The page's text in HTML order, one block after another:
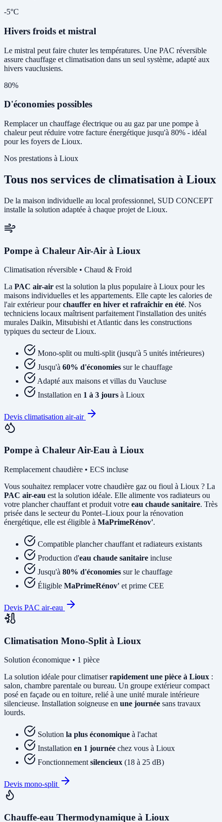
-5°C
Hivers froids et mistral
Le mistral peut faire chuter les températures. Une PAC réversible
assure chauffage et climatisation dans un seul système, adapté aux
hivers vauclusiens.
80%
D'économies possibles
Remplacer un chauffage électrique ou au gaz par une pompe à
chaleur peut réduire votre facture énergétique jusqu'à 80% - idéal
pour les foyers de Lioux.
Nos prestations à Lioux
Tous nos services de climatisation à Lioux
De la maison individuelle au local professionnel, SUD CONCEPT
installe la solution adaptée à chaque projet de Lioux.
Pompe à Chaleur Air-Air à Lioux
Climatisation réversible • Chaud & Froid
La PAC air-air est la solution la plus populaire à Lioux pour les
maisons individuelles et les appartements. Elle capte les calories de
l'air extérieur pourchauffer en hiver et rafraîchir en été. Nos
techniciens locaux maîtrisent parfaitement l'installation des unités
murales Daikin, Mitsubishi et Atlantic dans les constructions
typiques du secteur de Lioux.
Mono-split ou multi-split (jusqu'à 5 unités intérieures)
Jusqu'à 60% d'économies sur le chauffage
Adapté aux maisons et villas du Vaucluse
Installation en 1 à 3 jours à Lioux
Devis climatisation air-air
Pompe à Chaleur Air-Eau à Lioux
Remplacement chaudière • ECS incluse
Vous souhaitez remplacer votre chaudière gaz ou fioul à Lioux ? La
PAC air-eau est la solution idéale. Elle alimente vos radiateurs ou
votre plancher chauffant et produit votre eau chaude sanitaire. Très
prisée dans le secteur du Pontet–Lioux pour la rénovation
énergétique, elle est éligible à MaPrimeRénov'.
Compatible plancher chauffant et radiateurs existants
Production d'eau chaude sanitaire incluse
Jusqu'à 80% d'économies sur le chauffage
Éligible MaPrimeRénov' et prime CEE
Devis PAC air-eau
Climatisation Mono-Split à Lioux
Solution économique • 1 pièce
La solution idéale pour climatiserrapidement une pièce à Lioux :
salon, chambre parentale ou bureau. Un groupe extérieur compact
posé en façade ou en toiture, relié à une unité murale intérieure
silencieuse. Installation soigneuse en une journée sans travaux
lourds.
Solution la plus économique à l'achat
Installation en 1 journée chez vous à Lioux
Fonctionnement silencieux (18 à 25 dB)
Devis mono-split
Chauffe-eau Thermodynamique à Lioux